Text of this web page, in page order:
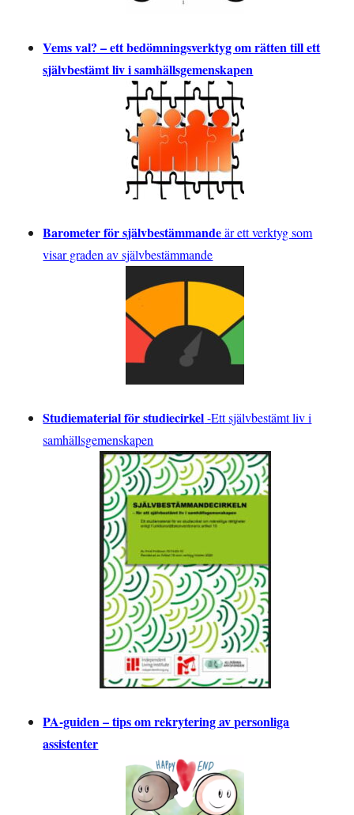
Vems val? – ett bedömningsverktyg om rätten till ett
självbestämt liv i samhällsgemenskapen
Barometer för självbestämmandeär ett verktyg som
visar graden av självbestämmande
Studiematerial för studiecirkel-Ett självbestämt liv i
samhällsgemenskapen
PA-guiden – tips om rekrytering av personliga
assistenter